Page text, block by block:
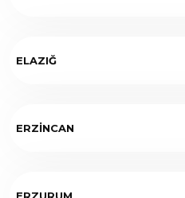
ELAZIĞ
ERZİNCAN
ERZURUM